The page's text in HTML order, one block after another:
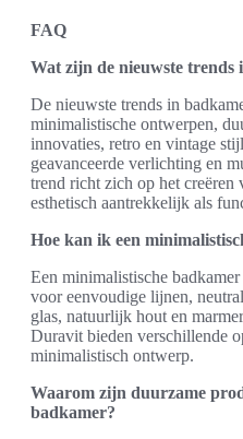
FAQ
Wat zijn de nieuwste
De nieuwste trends in
minimalistische ontwerpen,
innovaties, retro en vintage
geavanceerde verlichting en
trend richt zich op het creëren
esthetisch aantrekkelijk als
Hoe kan ik een
Een minimalistische
voor eenvoudige lijnen,
glas, natuurlijk hout en
Duravit bieden verschillende
minimalistisch ontwerp.
Waarom zijn duurzame
badkamer?